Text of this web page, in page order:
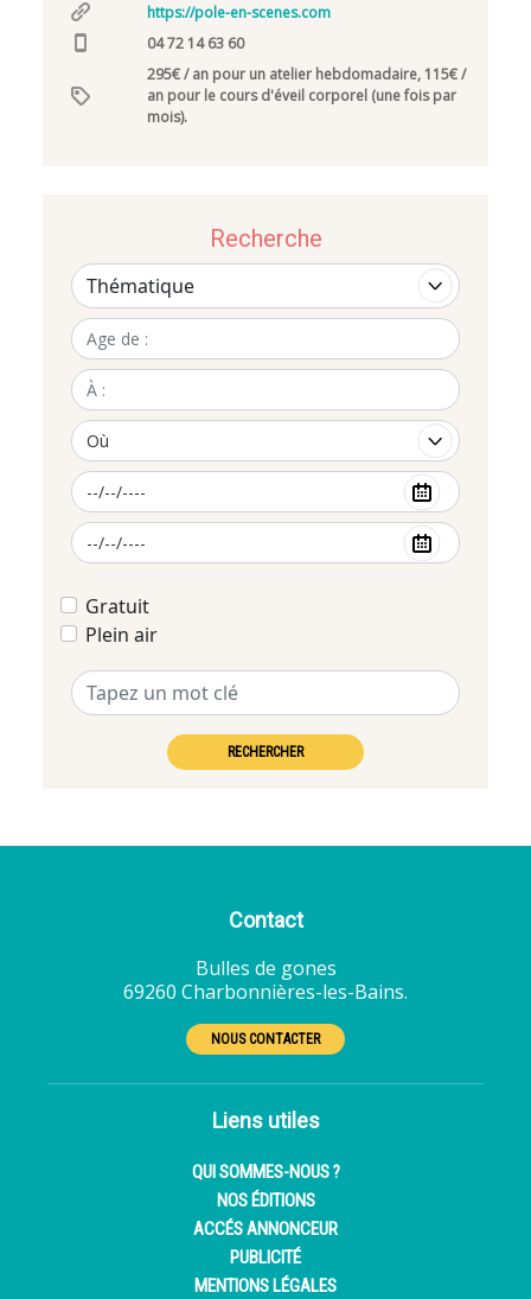
https://pole-en-scenes.com
04 72 14 63 60
295€ / an pour un atelier hebdomadaire, 115€ /
an pour le cours d'éveil corporel (une fois par
mois).
Recherche
Gratuit
Plein air
RECHERCHER
Contact
Bulles de gones
69260 Charbonnières-les-Bains.
NOUS CONTACTER
Liens utiles
QUI SOMMES-NOUS ?
NOS ÉDITIONS
ACCÉS ANNONCEUR
PUBLICITÉ
MENTIONS LÉGALES